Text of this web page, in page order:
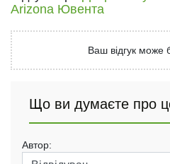
Arizona Ювента
Ваш відгук може
Що ви думаєте про
Автор: